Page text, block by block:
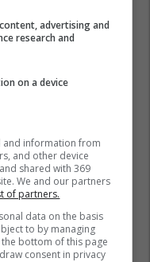
advertising and
research and
on a device
and information from
and other device
shared with 369
We and our partners
of partners.
data on the basis
to by managing
bottom of this page
consent in privacy